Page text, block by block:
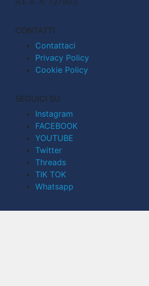
CONTATTI
Contattaci
Privacy Policy
Cookie Policy
SEGUICI SU
Instagram
FACEBOOK
YOUTUBE
Twitter
Threads
TIK TOK
Whatsapp